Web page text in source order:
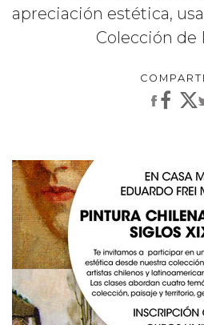
apreciación estética,
Colección de